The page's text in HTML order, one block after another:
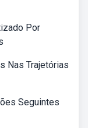
Por
Nas Trajetórias
Seguintes